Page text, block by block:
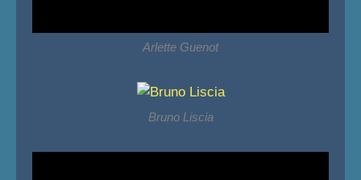
Arlette Guenot
Bruno Liscia